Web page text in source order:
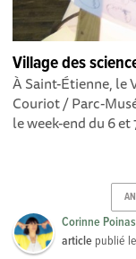
Village des
À Saint-Étienne, le
Couriot / Parc-
le week-end du 6 et
Corinne Poinas
article publié